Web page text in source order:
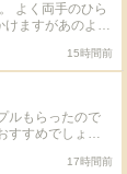
けますがあのよう
15時間前
ルもらったので
すすめでしょう
17時間前